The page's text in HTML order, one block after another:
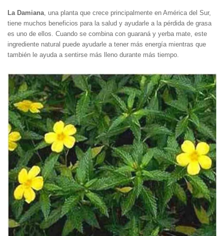
La Damiana , una planta que crece principalmente en América del Sur,
tiene muchos beneficios para la salud y ayudarle a la pérdida de grasa
es uno de ellos. Cuando se combina con guaraná y yerba mate, este
ingrediente natural puede ayudarle a tener más energía mientras que
también le ayuda a sentirse más lleno durante más tiempo.